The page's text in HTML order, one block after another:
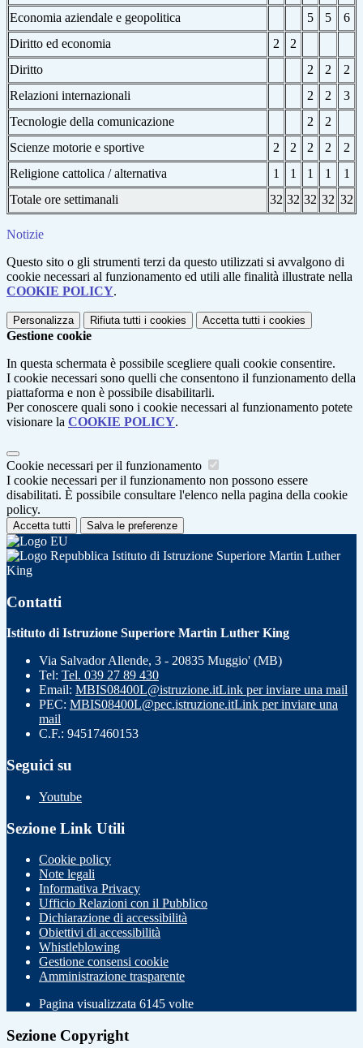
Totale ore settimanali 32 32 32 32 32
Economia aziendale e geopolitica
5 5
6
Diritto ed economia
2
2
Diritto
2 2
2
Relazioni internazionali
2 2
3
Tecnologie della comunicazione
2
2
Scienze motorie e sportive
2 2 2 2
2
Religione cattolica / alternativa
1 1 1 1 1
Notizie
Questo sito o gli strumenti terzi da questo utilizzati si avvalgono di
cookie necessari al funzionamento ed utili alle finalità illustrate nella
COOKIE POLICY.
Personalizza Rifiuta tutti i cookies Accetta tutti i cookies
Gestione cookie
In questa schermata è possibile scegliere quali cookie consentire.
I cookie necessari sono quelli che consentono il funzionamento della
piattaforma e non è possibile disabilitarli.
Per conoscere quali sono i cookie necessari al funzionamento potete
visionare la COOKIE POLICY.
Cookie necessari per il funzionamento
I cookie necessari per il funzionamento non possono essere
disabilitati. È possibile consultare l'elenco nella pagina della cookie
policy.
Accetta tutti Salva le preferenze
Istituto di Istruzione Superiore Martin Luther
King
Contatti
Istituto di Istruzione Superiore Martin Luther King
Via Salvador Allende, 3 - 20835 Muggio' (MB)
Tel: Tel. 039 27 89 430
Email: MBIS08400L@istruzione.itLink per inviare una mail
PEC: MBIS08400L@pec.istruzione.itLink per inviare una
mail
C.F.: 94517460153
Seguici su
Youtube
Sezione Link Utili
Cookie policy
Note legali
Informativa Privacy
Ufficio Relazioni con il Pubblico
Dichiarazione di accessibilità
Obiettivi di accessibilità
Whistleblowing
Gestione consensi cookie
Amministrazione trasparente
Pagina visualizzata 6145 volte
Sezione Copyright